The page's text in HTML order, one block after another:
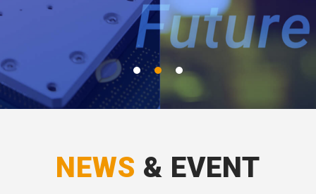
1 2 3
NEWS & EVENT